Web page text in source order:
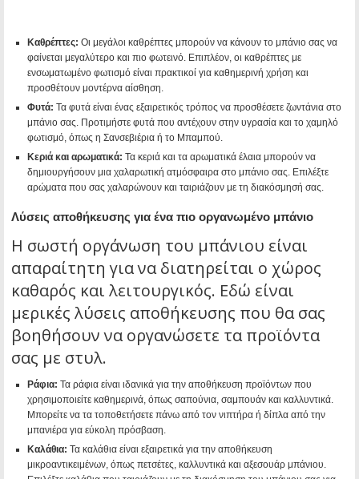
Καθρέπτες: Οι μεγάλοι καθρέπτες μπορούν να κάνουν το μπάνιο σας να
φαίνεται μεγαλύτερο και πιο φωτεινό. Επιπλέον, οι καθρέπτες με
ενσωματωμένο φωτισμό είναι πρακτικοί για καθημερινή χρήση και
προσθέτουν μοντέρνα αίσθηση.
Φυτά: Τα φυτά είναι ένας εξαιρετικός τρόπος να προσθέσετε ζωντάνια στο
μπάνιο σας. Προτιμήστε φυτά που αντέχουν στην υγρασία και το χαμηλό
φωτισμό, όπως η Σανσεβιέρια ή το Μπαμπού.
Κεριά και αρωματικά: Τα κεριά και τα αρωματικά έλαια μπορούν να
δημιουργήσουν μια χαλαρωτική ατμόσφαιρα στο μπάνιο σας. Επιλέξτε
αρώματα που σας χαλαρώνουν και ταιριάζουν με τη διακόσμησή σας.
Λύσεις αποθήκευσης για ένα πιο οργανωμένο μπάνιο
Η σωστή οργάνωση του μπάνιου είναι
απαραίτητη για να διατηρείται ο χώρος
καθαρός και λειτουργικός. Εδώ είναι
μερικές λύσεις αποθήκευσης που θα σας
βοηθήσουν να οργανώσετε τα προϊόντα
σας με στυλ.
Ράφια: Τα ράφια είναι ιδανικά για την αποθήκευση προϊόντων που
χρησιμοποιείτε καθημερινά, όπως σαπούνια, σαμπουάν και καλλυντικά.
Μπορείτε να τα τοποθετήσετε πάνω από τον νιπτήρα ή δίπλα από την
μπανιέρα για εύκολη πρόσβαση.
Καλάθια: Τα καλάθια είναι εξαιρετικά για την αποθήκευση
μικροαντικειμένων, όπως πετσέτες, καλλυντικά και αξεσουάρ μπάνιου.